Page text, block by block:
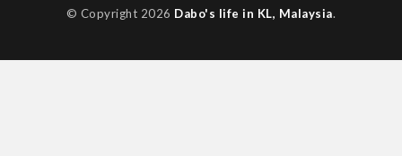
© Copyright 2026 Dabo's life in KL, Malaysia.